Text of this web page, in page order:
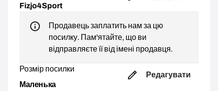
Fizjo4Sport
Продавець заплатить нам за цю
посилку. Пам'ятайте, що ви
відправляєте її від імені продавця.
Розмір посилки
Маленька
Редагувати